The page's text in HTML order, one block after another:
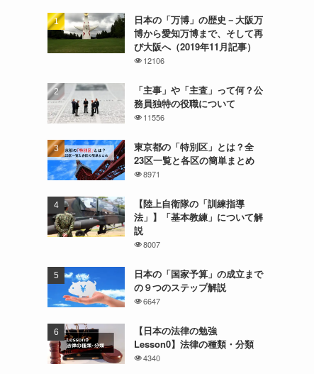
日本の「万博」の歴史－大阪万
博から愛知万博まで、そして再
び大阪へ（2019年11月記事）
12106
「主事」や「主査」って何？公
務員独特の役職について
11556
東京都の「特別区」とは？全
23区一覧と各区の簡単まとめ
8971
【陸上自衛隊の「訓練指導
法」】「基本教練」について解
説
8007
日本の「国家予算」の成立まで
の９つのステップ解説
6647
【日本の法律の勉強
Lesson0】法律の種類・分類
4340